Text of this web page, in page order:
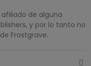
de alguna
y por lo tanto no
Frostgrave.